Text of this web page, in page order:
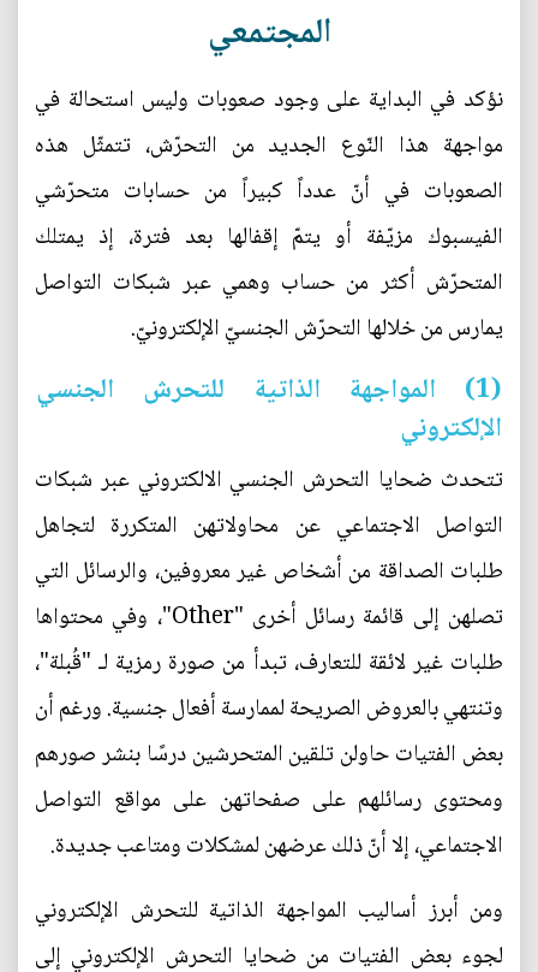
المجتمعي
نؤكد في البداية على وجود صعوبات وليس استحالة في
مواجهة هذا النّوع الجديد من التحرّش، تتمثّل هذه
الصعوبات في أنّ عدداً كبيراً من حسابات متحرّشي
الفيسبوك مزيّفة أو يتمّ إقفالها بعد فترة، إذ يمتلك
المتحرّش أكثر من حساب وهمي عبر شبكات التواصل
يمارس من خلالها التحرّش الجنسيّ الإلكترونيّ.
(1) المواجهة الذاتية للتحرش الجنسي
الإلكتروني
تتحدث ضحايا التحرش الجنسي الالكتروني عبر شبكات
التواصل الاجتماعي عن محاولاتهن المتكررة لتجاهل
طلبات الصداقة من أشخاص غير معروفين، والرسائل التي
تصلهن إلى قائمة رسائل أخرى "Other"، وفي محتواها
طلبات غير لائقة للتعارف، تبدأ من صورة رمزية لـ "قُبلة"،
وتنتهي بالعروض الصريحة لممارسة أفعال جنسية. ورغم أن
بعض الفتيات حاولن تلقين المتحرشين درسًا بنشر صورهم
ومحتوى رسائلهم على صفحاتهن على مواقع التواصل
الاجتماعي، إلا أنّ ذلك عرضهن لمشكلات ومتاعب جديدة.
ومن أبرز أساليب المواجهة الذاتية للتحرش الإلكتروني
لجوء بعض الفتيات من ضحايا التحرش الإلكتروني إلى